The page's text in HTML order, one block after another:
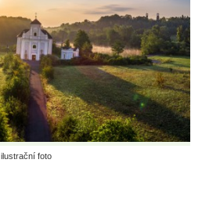
ilustrační foto